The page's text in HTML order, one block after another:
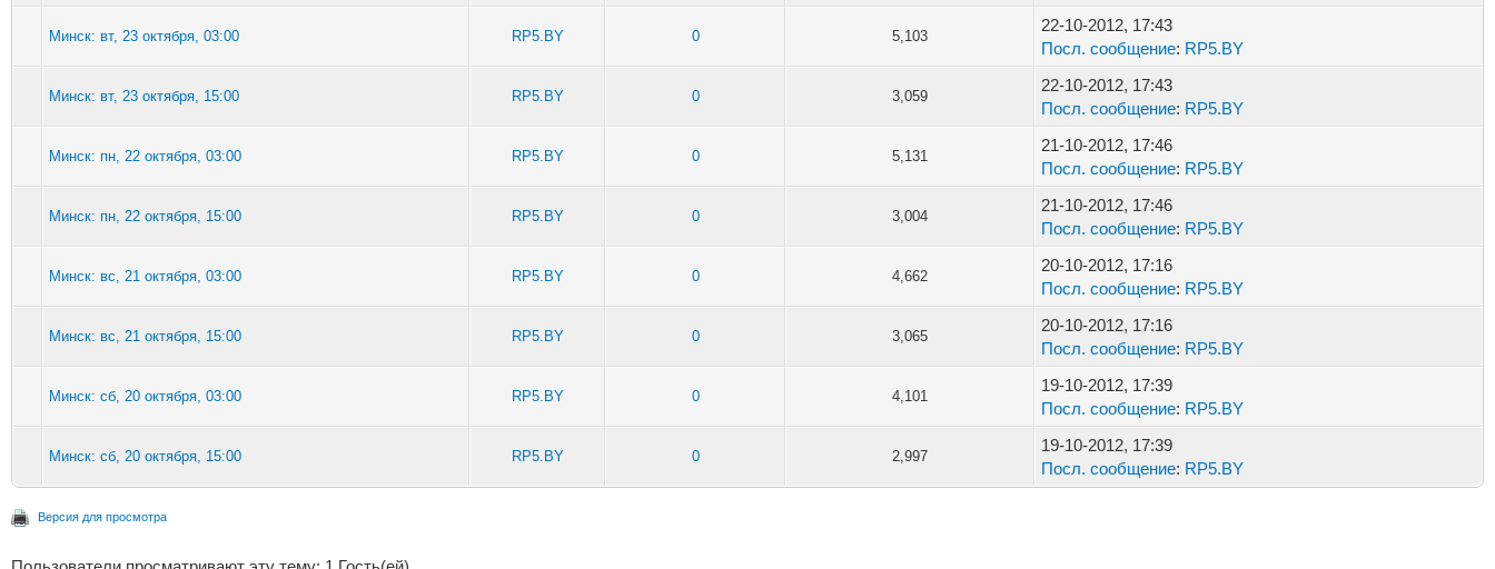
Минск: вт, 23 октября, 03:00 RP5.BY 0 5,103
22-10-2012, 17:43
Посл. сообщение: RP5.BY
Минск: вт, 23 октября, 15:00 RP5.BY 0 3,059
22-10-2012, 17:43
Посл. сообщение: RP5.BY
Минск: пн, 22 октября, 03:00 RP5.BY 0 5,131
21-10-2012, 17:46
Посл. сообщение: RP5.BY
Минск: пн, 22 октября, 15:00 RP5.BY 0 3,004
21-10-2012, 17:46
Посл. сообщение: RP5.BY
Минск: вс, 21 октября, 03:00 RP5.BY 0 4,662
20-10-2012, 17:16
Посл. сообщение: RP5.BY
Минск: вс, 21 октября, 15:00 RP5.BY 0 3,065
20-10-2012, 17:16
Посл. сообщение: RP5.BY
Минск: сб, 20 октября, 03:00 RP5.BY 0 4,101
19-10-2012, 17:39
Посл. сообщение: RP5.BY
Минск: сб, 20 октября, 15:00 RP5.BY 0 2,997
19-10-2012, 17:39
Посл. сообщение: RP5.BY
Версия для просмотра